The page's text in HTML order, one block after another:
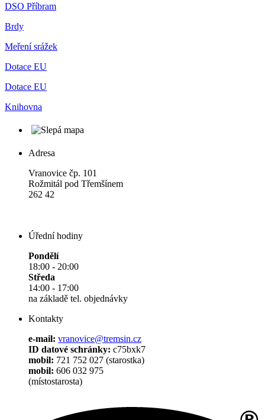
DSO Příbram
Brdy
Meření srážek
Dotace EU
Dotace EU
Knihovna
Adresa
Vranovice čp. 101
Rožmitál pod Třemšínem
262 42
Úřední hodiny
Pondělí
18:00 - 20:00
Středa
14:00 - 17:00
na základě tel. objednávky
Kontakty
e-mail: vranovice@tremsin.cz
ID datové schránky: c75bxk7
mobil: 721 752 027 (starostka)
mobil: 606 032 975
(místostarosta)